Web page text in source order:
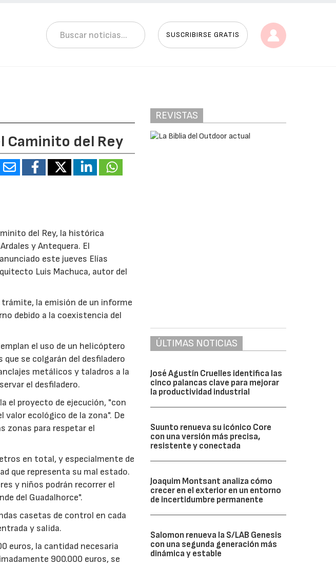
SUSCRIBIRSE GRATIS
Caminito del Rey
del Rey, la histórica
y Antequera. El
este jueves Elías
Luis Machuca, autor del
la emisión de un informe
debido a la coexistencia del
el uso de un helicóptero
se colgarán del desfiladero
metálicos y taladros a la
el desfiladero.
el proyecto de ejecución, "con
valor ecológico de la zona". De
zonas para respetar el
en total, y especialmente de
que representa su mal estado.
y niños podrán recorrer el
del Guadalhorce".
casetas de control en cada
y salida.
euros, la cantidad necesaria
900.000 euros, se
REVISTAS
ÚLTIMAS NOTICIAS
José Agustín Cruelles identifica las
cinco palancas clave para mejorar
la productividad industrial
Suunto renueva su icónico Core
con una versión más precisa,
resistente y conectada
Joaquim Montsant analiza cómo
crecer en el exterior en un entorno
de incertidumbre permanente
Salomon renueva la S/LAB Genesis
con una segunda generación más
dinámica y estable